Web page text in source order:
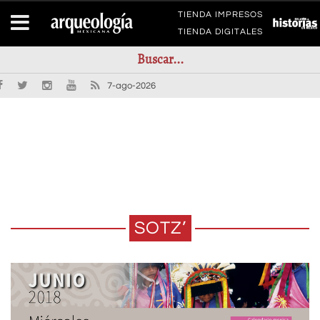
TIENDA IMPRESOS
TIENDA DIGITALES
7-ago-2026
SOTZ’